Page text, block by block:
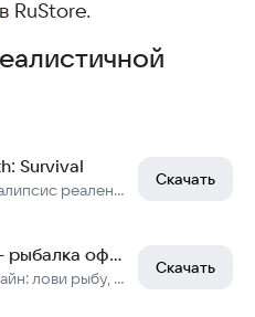
в RuStore.
Survival
Здесь зомби апокалипсис реален, а выживание — твой единственный путь.
Скачать
Крутой рыбак — рыбалка офлайн
Игра рыбалка офлайн: лови рыбу, участвуй в турнирах и прокачивай снасти.
Скачать